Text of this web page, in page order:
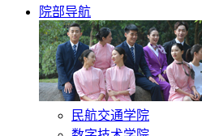
院部导航
民航交通学院